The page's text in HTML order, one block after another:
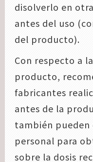
disolverlo en
antes del uso
del producto).
Con respecto a
producto,
fabricantes
antes de la
también
personal para
sobre la dosis